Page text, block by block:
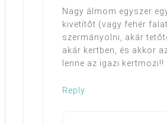
Nagy álmom egyszer
kivetítőt (vagy fehér
szermányolni, akár
akár kertben, és akkor
lenne az igazi kertmozi!!
Reply